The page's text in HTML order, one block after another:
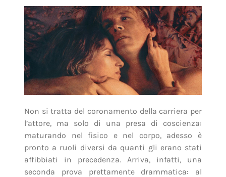
Non si tratta del coronamento della carriera per
l’attore, ma solo di una presa di coscienza:
maturando nel fisico e nel corpo, adesso è
pronto a ruoli diversi da quanti gli erano stati
affibbiati in precedenza. Arriva, infatti, una
seconda prova prettamente drammatica: al